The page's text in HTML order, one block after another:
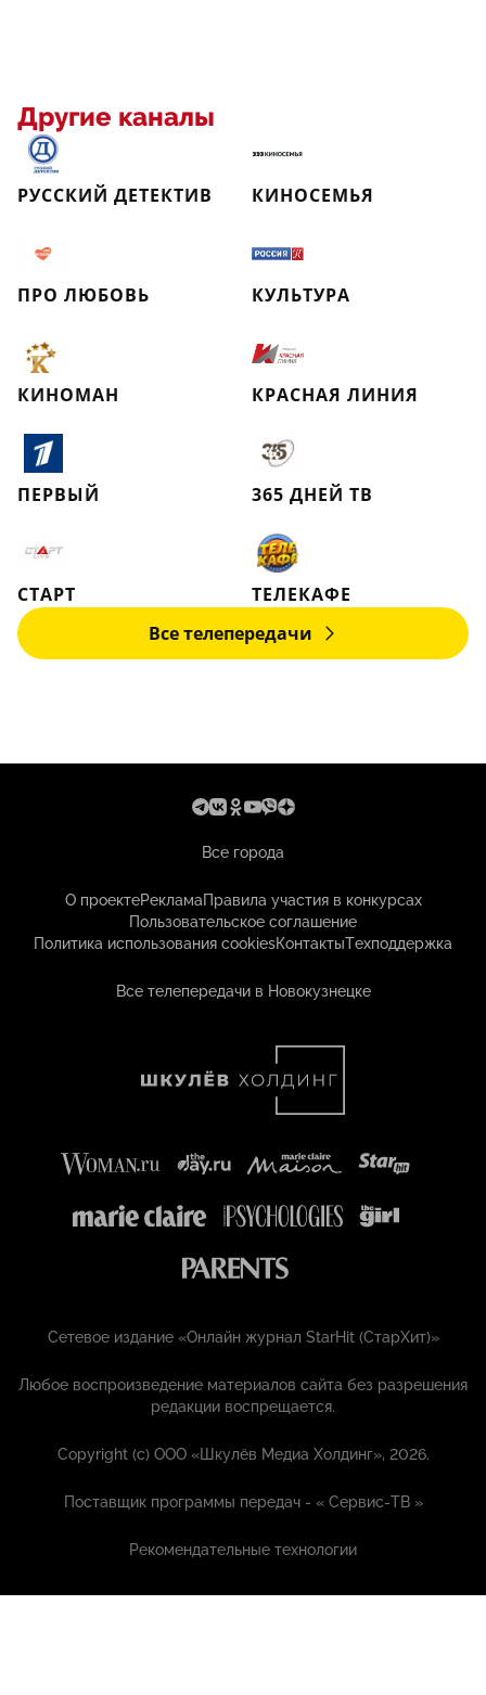
Другие каналы
РУССКИЙ ДЕТЕКТИВ КИНОСЕМЬЯ
ПРО ЛЮБОВЬ КУЛЬТУРА
КИНОМАН КРАСНАЯ ЛИНИЯ
ПЕРВЫЙ 365 ДНЕЙ ТВ
СТАРТ
ТЕЛЕКАФЕ
Все телепередачи
Все города
О проектеРекламаПравила участия в конкурсах
Пользовательское соглашение
Политика использования cookiesКонтактыТехподдержка
Все телепередачи в Новокузнецке
Сетевое издание «Онлайн журнал StarHit (СтарХит)»
Любое воспроизведение материалов сайта без разрешения
редакции воспрещается.
Copyright (с) ООО «Шкулёв Медиа Холдинг», 2026.
Поставщик программы передач - «Сервис-ТВ »
Рекомендательные технологии